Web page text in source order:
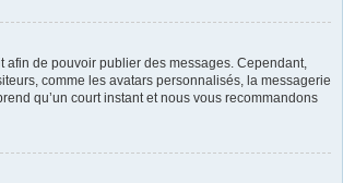
afin de pouvoir publier des messages. Cependant,
comme les avatars personnalisés, la messagerie
qu’un court instant et nous vous recommandons